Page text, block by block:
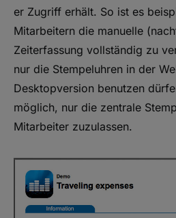
er Zugriff erhält. So ist es
Mitarbeitern die manuelle
Zeiterfassung vollständig zu
nur die Stempeluhren in der
Desktopversion benutzen
möglich, nur die zentrale
Mitarbeiter zuzulassen.